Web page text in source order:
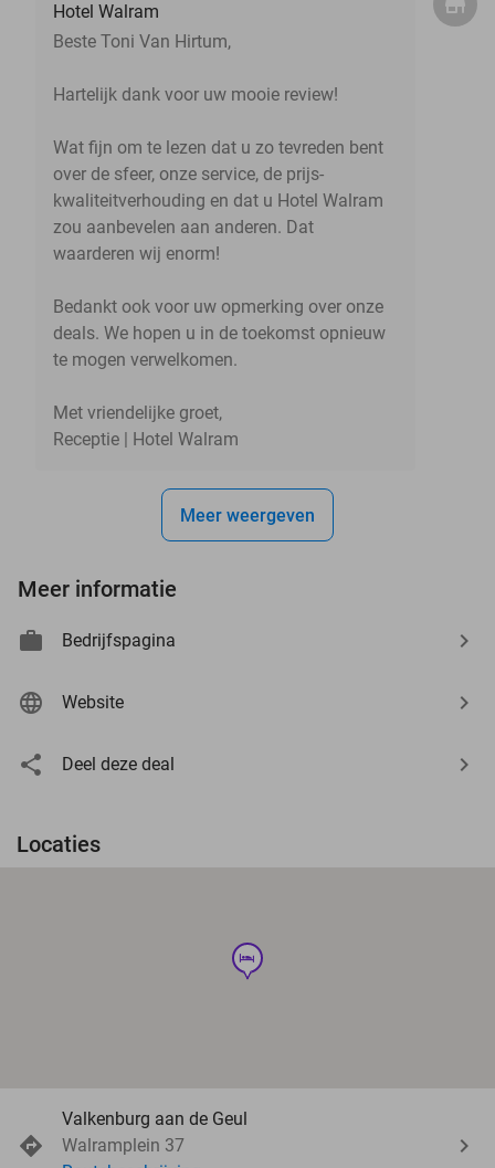
Hotel Walram
Beste Toni Van Hirtum,
Hartelijk dank voor uw mooie review!
Wat fijn om te lezen dat u zo tevreden bent
over de sfeer, onze service, de prijs-
kwaliteitverhouding en dat u Hotel Walram
zou aanbevelen aan anderen. Dat
waarderen wij enorm!
Bedankt ook voor uw opmerking over onze
deals. We hopen u in de toekomst opnieuw
te mogen verwelkomen.
Met vriendelijke groet,
Receptie | Hotel Walram
Meer weergeven
Meer informatie
Bedrijfspagina
Website
Deel deze deal
Locaties
hotel
Valkenburg aan de Geul
Walramplein 37